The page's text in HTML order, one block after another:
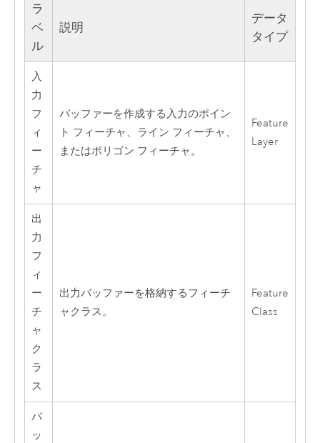
ラ
ベ
ル
説明
データ
タイプ
入
力
フ
ィ
ー
チ
ャ
バッファーを作成する入力のポイン
ト フィーチャ、ライン フィーチャ、
またはポリゴン フィーチャ。
Feature
Layer
出
力
フ
ィ
ー
チ
ャ
ク
ラ
ス
出力バッファーを格納するフィーチ
ャクラス。
Feature
Class
バ
ッ